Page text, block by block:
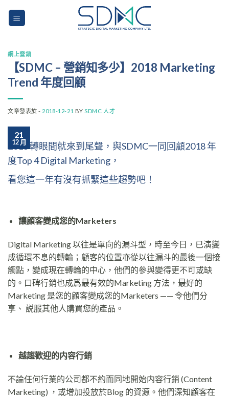
網上營銷
【SDMC – 營銷知多少】2018 Marketing
Trend 年度回顧
文章發表於 - 2018-12-21 BY SDMC 人才
21
12 月
2018 轉眼間就來到尾聲，與SDMC一同回顧2018 年
度Top 4 Digital Marketing，
看您這一年有沒有抓緊這些趨勢吧！
讓顧客變成您的Marketers
Digital Marketing 以往是單向的漏斗型，時至今日，已演變
成循環不息的轉輪；顧客的位置亦從以往漏斗的最後一個接
觸點，變成現在轉輪的中心，他們的參與變得更不可或缺
的。口碑行銷也成爲最有效的Marketing 方法，最好的
Marketing 是您的顧客變成您的Marketers —— 令他們分
享、 説服其他人購買您的產品。
越趨歡迎的内容行銷
不論任何行業的公司都不約而同地開始内容行銷 (Content
Marketing) ，或增加投放於Blog 的資源。他們深知顧客在